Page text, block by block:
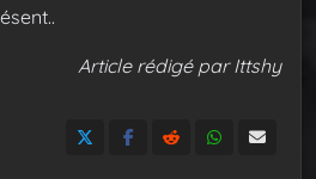
Article rédigé par Ittshy